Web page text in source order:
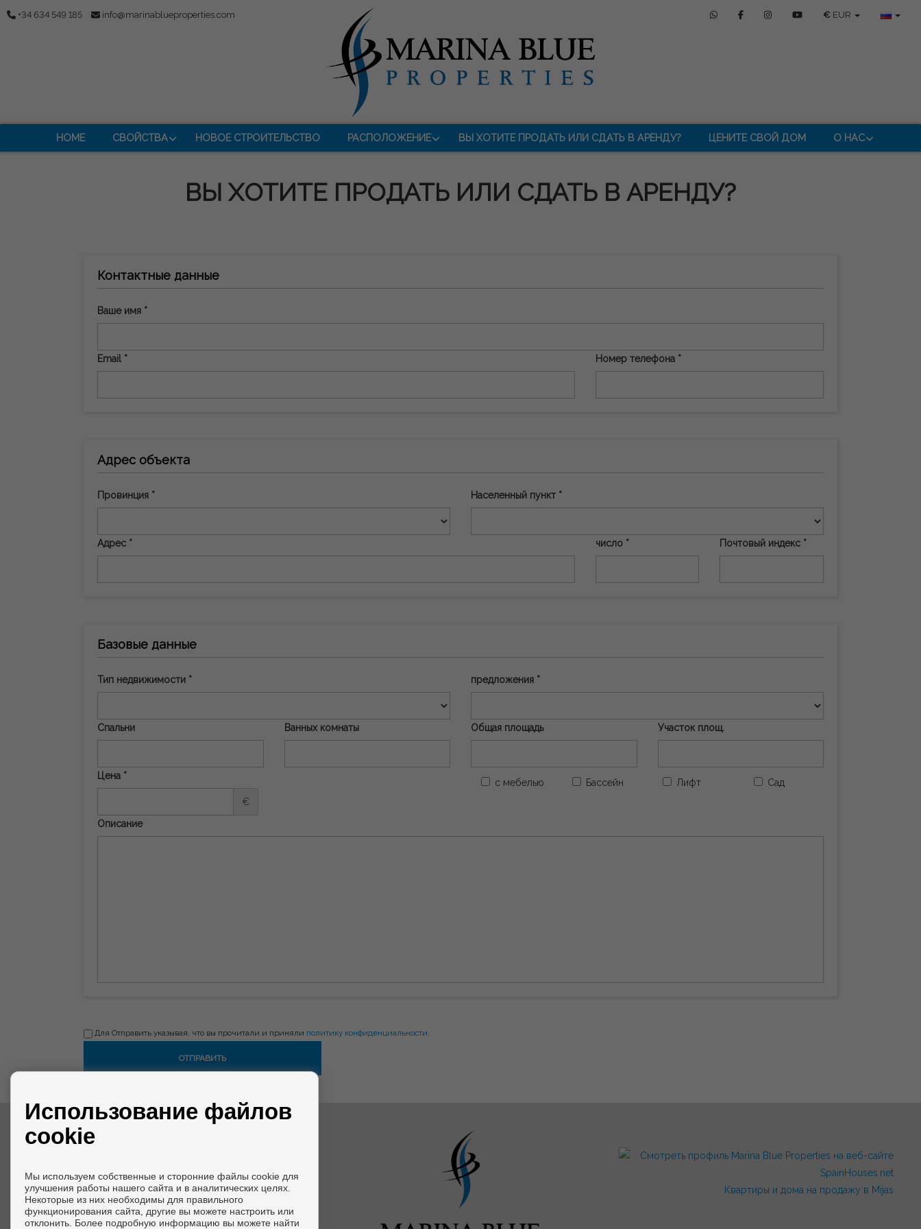
+34 634 549 185 info@marinablueproperties.com € EUR
HOME СВОЙСТВА НОВОЕ СТРОИТЕЛЬСТВО РАСПОЛОЖЕНИЕ ВЫ ХОТИТЕ ПРОДАТЬ ИЛИ СДАТЬ В АРЕНДУ? ЦЕНИТЕ СВОЙ ДОМ О НАС
ВЫ ХОТИТЕ ПРОДАТЬ ИЛИ СДАТЬ В АРЕНДУ?
Контактные данные
Ваше имя *
Email * Номер телефона *
Адрес объекта
Провинция * Населенный пункт *
Адрес * число * Почтовый индекс *
Базовые данные
Тип недвижимости * предложения *
Спальни Ванных комнаты Общая площадь Участок площ.
Цена *
€
с мебелью Бассейн Лифт Сад
Описание
Для Отправить указывая, что вы прочитали и приняли политику конфиденциальности.
СВЯЗАТЬСЯ
El Faro de Calaburras
29649 Mijas (Málaga)
+34 634549185
info@marinablueproperties.com
Квартиры и дома на продажу в Mijas
Использование файлов
cookie
Мы используем собственные и сторонние файлы cookie для
улучшения работы нашего сайта и в аналитических целях.
Некоторые из них необходимы для правильного
функционирования сайта, другие вы можете настроить или
отклонить. Более подробную информацию вы можете найти